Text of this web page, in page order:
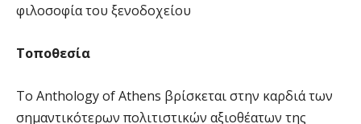
φιλοσοφία του ξενοδοχείου
Τοποθεσία
To Anthology of Athens βρίσκεται στην καρδιά των
σημαντικότερων πολιτιστικών αξιοθέατων της